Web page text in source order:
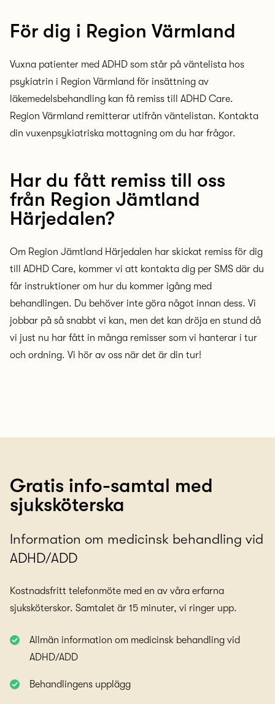
För dig i Region Värmland
Vuxna patienter med ADHD som står på väntelista hos
psykiatrin i Region Värmland för insättning av
läkemedelsbehandling kan få remiss till ADHD Care.
Region Värmland remitterar utifrån väntelistan. Kontakta
din vuxenpsykiatriska mottagning om du har frågor.
Har du fått remiss till oss
från Region Jämtland
Härjedalen?
Om Region Jämtland Härjedalen har skickat remiss för dig
till ADHD Care, kommer vi att kontakta dig per SMS där du
får instruktioner om hur du kommer igång med
behandlingen. Du behöver inte göra något innan dess. Vi
jobbar på så snabbt vi kan, men det kan dröja en stund då
vi just nu har fått in många remisser som vi hanterar i tur
och ordning. Vi hör av oss när det är din tur!
Gratis info-samtal med
sjuksköterska
Information om medicinsk behandling vid
ADHD/ADD
Kostnadsfritt telefonmöte med en av våra erfarna
sjuksköterskor. Samtalet är 15 minuter, vi ringer upp.
Allmän information om medicinsk behandling vid
ADHD/ADD
Behandlingens upplägg